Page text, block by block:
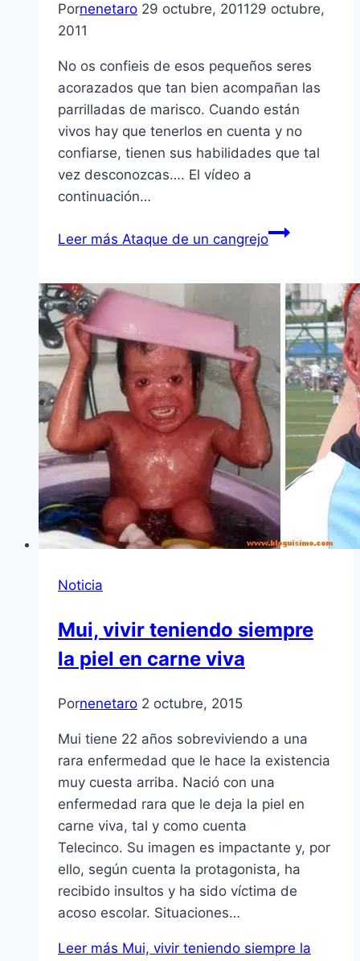
Pornenetaro 29 octubre, 201129 octubre,
2011
No os confieis de esos pequeños seres
acorazados que tan bien acompañan las
parrilladas de marisco. Cuando están
vivos hay que tenerlos en cuenta y no
confiarse, tienen sus habilidades que tal
vez desconozcas…. El ví­deo a
continuación…
Leer más Ataque de un cangrejo
Noticia
Mui, vivir teniendo siempre
la piel en carne viva
Pornenetaro 2 octubre, 2015
Mui tiene 22 años sobreviviendo a una
rara enfermedad que le hace la existencia
muy cuesta arriba. Nació con una
enfermedad rara que le deja la piel en
carne viva, tal y como cuenta
Telecinco. Su imagen es impactante y, por
ello, según cuenta la protagonista, ha
recibido insultos y ha sido víctima de
acoso escolar. Situaciones…
Leer más Mui, vivir teniendo siempre la